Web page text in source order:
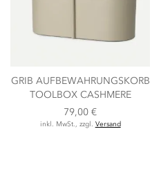
GRIB AUFBEWAHRUNGSKORB
TOOLBOX CASHMERE
79,00 €
inkl. MwSt., zzgl. Versand